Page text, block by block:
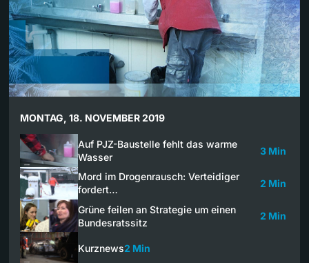
MONTAG, 18. NOVEMBER 2019
Auf PJZ-Baustelle fehlt das warme
Wasser
3 Min
Mord im Drogenrausch: Verteidiger
fordert…
2 Min
Grüne feilen an Strategie um einen
Bundesratssitz
2 Min
Kurznews2 Min